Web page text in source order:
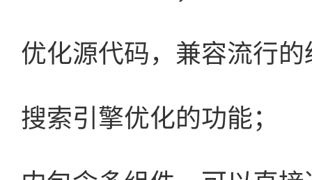
优化源代码，兼容流行
搜索引擎优化的功能；